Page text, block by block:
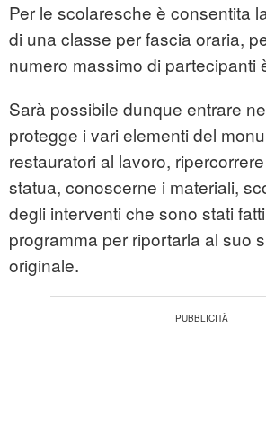
Per le scolaresche è consentita
di una classe per fascia oraria,
numero massimo di partecipanti
Sarà possibile dunque entrare
protegge i vari elementi del
restauratori al lavoro,
statua, conoscerne i materiali,
degli interventi che sono stati
programma per riportarla al suo
originale.